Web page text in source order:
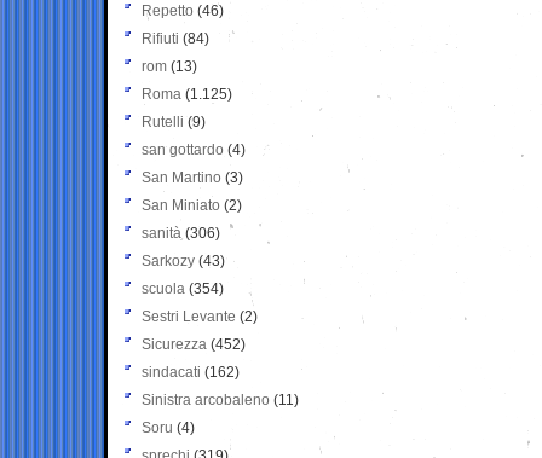
Repetto (46)
Rifiuti (84)
rom (13)
Roma (1.125)
Rutelli (9)
san gottardo (4)
San Martino (3)
San Miniato (2)
sanità (306)
Sarkozy (43)
scuola (354)
Sestri Levante (2)
Sicurezza (452)
sindacati (162)
Sinistra arcobaleno (11)
Soru (4)